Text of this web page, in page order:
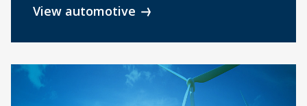
View automotive